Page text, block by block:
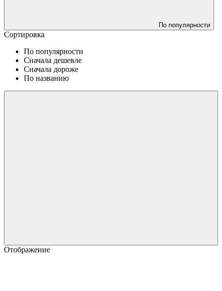
По популярности
Сортировка
По популярности
Сначала дешевле
Сначала дороже
По названию
Отображение